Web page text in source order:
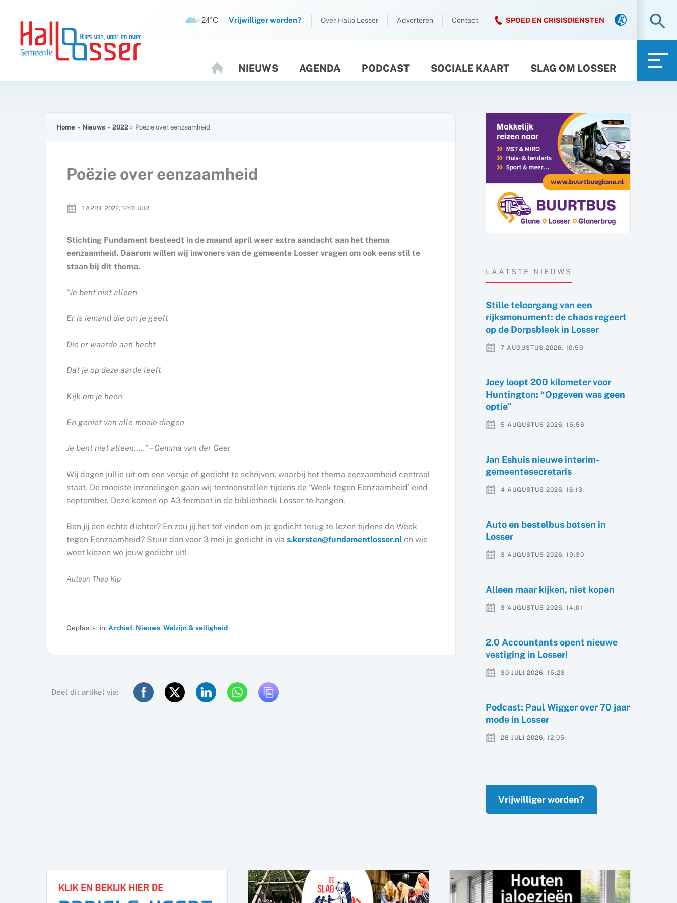
inhoud
inhoud
+24°C Vrijwilliger worden? Over Hallo Losser Adverteren Contact SPOED EN CRISISDIENSTEN
O
M
NIEUWS AGENDA PODCAST SOCIALE KAART SLAG OM LOSSER
Home Nieuws 2022 Poëzie over eenzaamheid
Poëzie over eenzaamheid
1 APRIL 2022, 12:01 UUR
Stichting Fundament besteedt in de maand april weer extra aandacht aan het thema
eenzaamheid. Daarom willen wij inwoners van de gemeente Losser vragen om ook eens stil te
staan bij dit thema.
“Je bent niet alleen
Er is iemand die om je geeft
Die er waarde aan hecht
Dat je op deze aarde leeft
Kijk om je heen
En geniet van alle mooie dingen
Je bent niet alleen…..” – Gemma van der Geer
Wij dagen jullie uit om een versje of gedicht te schrijven, waarbij het thema eenzaamheid centraal
staat. De mooiste inzendingen gaan wij tentoonstellen tijdens de ‘Week tegen Eenzaamheid’ eind
september. Deze komen op A3 formaat in de bibliotheek Losser te hangen.
Ben jij een echte dichter? En zou jij het tof vinden om je gedicht terug te lezen tijdens de Week
tegen Eenzaamheid? Stuur dan voor 3 mei je gedicht in via s.kersten@fundamentlosser.nl en wie
weet kiezen we jouw gedicht uit!
Auteur: Theo Kip
Geplaatst in: Archief, Nieuws,Welzijn & veiligheid
Deel dit artikel via:
LAATSTE NIEUWS
Stille teloorgang van een
rijksmonument: de chaos regeert
op de Dorpsbleek in Losser
7 AUGUSTUS 2026, 10:59
Joey loopt 200 kilometer voor
Huntington: “Opgeven was geen
optie”
5 AUGUSTUS 2026, 15:56
Jan Eshuis nieuwe interim-
gemeentesecretaris
4 AUGUSTUS 2026, 16:13
Auto en bestelbus botsen in
Losser
3 AUGUSTUS 2026, 19:30
Alleen maar kijken, niet kopen
3 AUGUSTUS 2026, 14:01
2.0 Accountants opent nieuwe
vestiging in Losser!
30 JULI 2026, 15:23
Podcast: Paul Wigger over 70 jaar
mode in Losser
28 JULI 2026, 12:05
Vrijwilliger worden?